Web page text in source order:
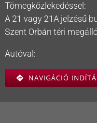
Tömegközlekedéssel:
A 21 vagy 21A jelzésű
Szent Orbán téri
Autóval:
NAVIGÁCIÓ